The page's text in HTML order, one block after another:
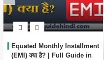
Installment
| Full Guide in
क्या है?